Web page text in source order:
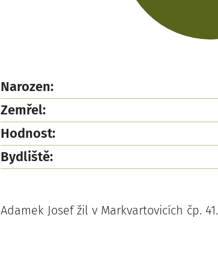
Narozen:
Zemřel:
Hodnost:
Bydliště:
Adamek Josef žil v Markvartovicích čp.